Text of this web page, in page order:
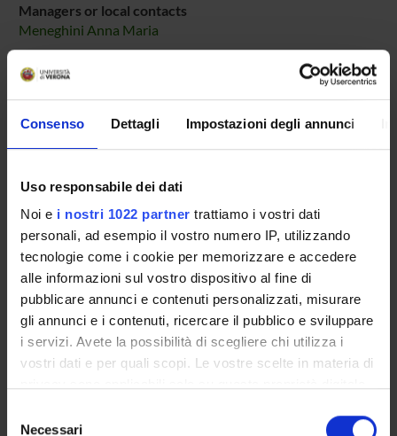
Consenso Dettagli Impostazioni degli annunci
Uso responsabile dei dati
Noi e i nostri 1022 partner trattiamo i vostri dati
personali, ad esempio il vostro numero IP, utilizzando
tecnologie come i cookie per memorizzare e accedere
alle informazioni sul vostro dispositivo al fine di
pubblicare annunci e contenuti personalizzati, misurare
gli annunci e i contenuti, ricercare il pubblico e sviluppare
i servizi. Avete la possibilità di scegliere chi utilizza i
vostri dati e per quali scopi. Le vostre scelte in materia di
modificare o revocare il proprio consenso in qualsiasi
delNecessari
Managers or local contacts
Meneghini Anna Maria
PROJECT PARTICIPANTS
Anna Maria Meneghini
ACTIVITIES
RESEARCH GROUPS
PHD PROGRAMMES